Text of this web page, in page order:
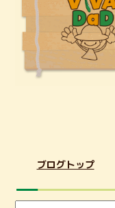
ブログトップ